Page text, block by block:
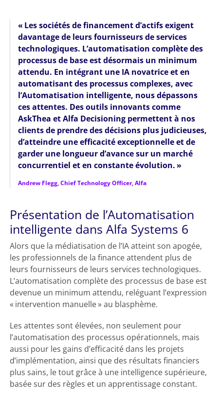
« Les sociétés de financement d’actifs exigent
davantage de leurs fournisseurs de services
technologiques. L’automatisation complète des
processus de base est désormais un minimum
attendu. En intégrant une IA novatrice et en
automatisant des processus complexes, avec
l’Automatisation intelligente, nous dépassons
ces attentes. Des outils innovants comme
AskThea et Alfa Decisioning permettent à nos
clients de prendre des décisions plus judicieuses,
d’atteindre une efficacité exceptionnelle et de
garder une longueur d’avance sur un marché
concurrentiel et en constante évolution. »
Andrew Flegg, Chief Technology Officer, Alfa
Présentation de l’Automatisation
intelligente dans Alfa Systems 6
Alors que la médiatisation de l’IA atteint son apogée,
les professionnels de la finance attendent plus de
leurs fournisseurs de leurs services technologiques.
L’automatisation complète des processus de base est
devenue un minimum attendu, reléguant l’expression
« intervention manuelle » au blasphème.
Les attentes sont élevées, non seulement pour
l’automatisation des processus opérationnels, mais
aussi pour les gains d’efficacité dans les projets
d’implémentation, ainsi que des résultats financiers
plus sains, le tout grâce à une intelligence supérieure,
basée sur des règles et un apprentissage constant.